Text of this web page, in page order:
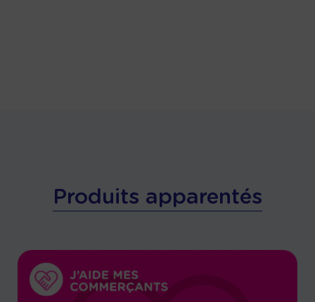
Produits apparentés